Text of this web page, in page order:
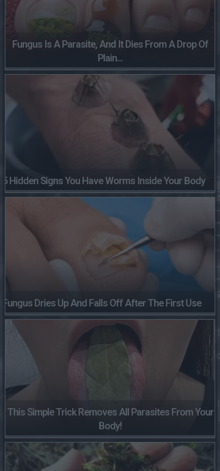
Fungus Is A Parasite, And It Dies From A Drop Of
Plain...
5 Hidden Signs You Have Worms Inside Your Body
Fungus Dries Up And Falls Off After The First Use
This Simple Trick Removes All Parasites From Your
Body!